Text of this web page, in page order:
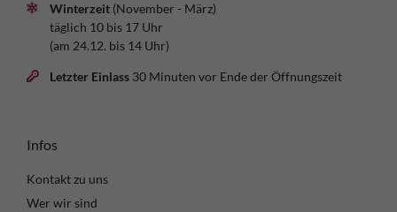
Winterzeit (November - März)
täglich 10 bis 17 Uhr
(am 24.12. bis 14 Uhr)
Letzter Einlass 30 Minuten vor Ende der Öffnungszeit
Infos
Kontakt zu uns
Wer wir sind